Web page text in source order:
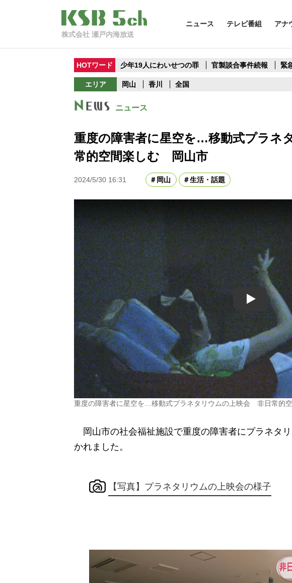
株式会社 瀬戸内海放送
ニュース テレビ番組 アナ
HOTワード 少年19人にわいせつの罪 官製談合事件続報 緊
エリア 岡山 香川 全国
ニュース
重度の障害者に星空を…移動式プラネ
常的空間楽しむ 岡山市
2024/5/30 16:31 岡山 生活・話題
Play
重度の障害者に星空を…移動式プラネタリウムの上映会 非日常的
岡山市の社会福祉施設で重度の障害者にプラネタ
かれました。
【写真】プラネタリウムの上映会の様子